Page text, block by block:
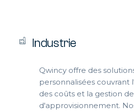
Industrie
Qwincy offre des
personnalisées couvrant
des coûts et la gestion
d'approvisionnement.